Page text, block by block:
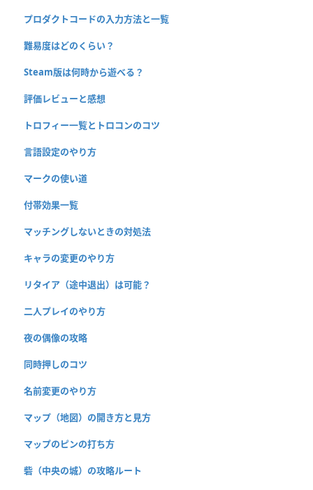
プロダクトコードの入力方法と一覧
難易度はどのくらい？
Steam版は何時から遊べる？
評価レビューと感想
トロフィー一覧とトロコンのコツ
言語設定のやり方
マークの使い道
付帯効果一覧
マッチングしないときの対処法
キャラの変更のやり方
リタイア（途中退出）は可能？
二人プレイのやり方
夜の偶像の攻略
同時押しのコツ
名前変更のやり方
マップ（地図）の開き方と見方
マップのピンの打ち方
砦（中央の城）の攻略ルート